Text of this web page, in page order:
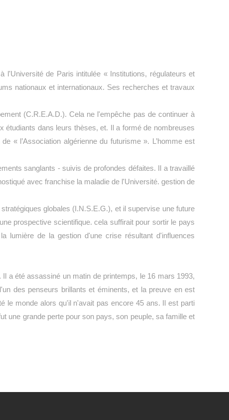
de Paris intitulée « Institutions, régulateurs et
nationaux et internationaux. Ses recherches et travaux
(C.R.E.A.D.). Cela ne l'empêche pas de continuer à
étudiants dans leurs thèses, et. Il a formé de nombreuses
« l’Association algérienne du futurisme ». L’homme est
sanglants - suivis de profondes défaites. Il a travaillé
avec franchise la maladie de l'Université. gestion de
globales (I.N.S.E.G.), et il supervise une future
prospective scientifique. cela suffirait pour sortir le pays
lumière de la gestion d'une crise résultant d'influences
a été assassiné un matin de printemps, le 16 mars 1993,
des penseurs brillants et éminents, et la preuve en est
le monde alors qu'il n'avait pas encore 45 ans. Il est parti
une grande perte pour son pays, son peuple, sa famille et